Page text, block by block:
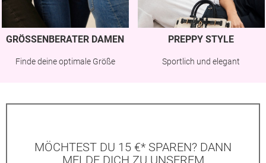
GRÖSSENBERATER DAMEN
Finde deine optimale Größe
PREPPY STYLE
Sportlich und elegant
MÖCHTEST DU 15 €* SPAREN? DANN
MELDE DICH ZU UNSEREM